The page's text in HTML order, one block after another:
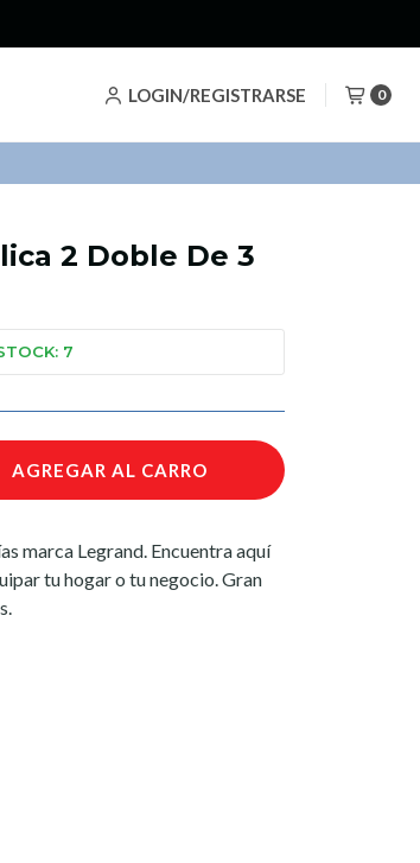
LOGIN/REGISTRARSE 0
2 Doble De 3
7
AGREGAR AL CARRO
marca Legrand. Encuentra aquí
tu hogar o tu negocio. Gran